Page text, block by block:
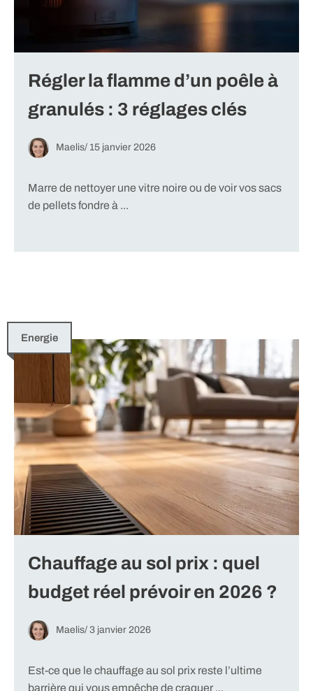
Régler la flamme d’un poêle à
granulés : 3 réglages clés
Maelis/ 15 janvier 2026
Marre de nettoyer une vitre noire ou de voir vos sacs
de pellets fondre à ...
Energie
Chauffage au sol prix : quel
budget réel prévoir en 2026 ?
Maelis/ 3 janvier 2026
Est-ce que le chauffage au sol prix reste l’ultime
barrière qui vous empêche de craquer ...